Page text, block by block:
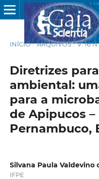
INÍCIO / ARQUIVOS / V. 16
Diretrizes
ambiental:
para a
de Apipucos –
Pernambuco,
Silvana Paula Valdevino
IFPE